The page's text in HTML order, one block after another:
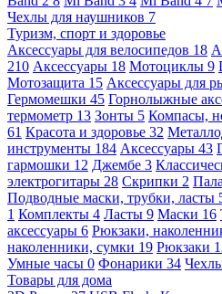
Чехлы для наушников 7
Туризм, спорт и здоровье
Аксессуары для велосипедов 18
210 Аксессуары 18 Мотоциклы 9
Мотозащита 15 Аксессуары для
Гермомешки 45 Горнолыжные
термометр 13 Зонты 5 Компасы,
61 Красота и здоровье 32
инструменты 184 Аксессуары 43
гармошки 12 Джембе 3
электрогитары 28 Скрипки 2
Подводные маски, трубки, ласты
1 Комплекты 4 Ласты 9 Маски 16
аксессуары 6 Рюкзаки,
наколенники, сумки 19 Рюкзаки
Умные часы 0 Фонарики 34
Товары для дома